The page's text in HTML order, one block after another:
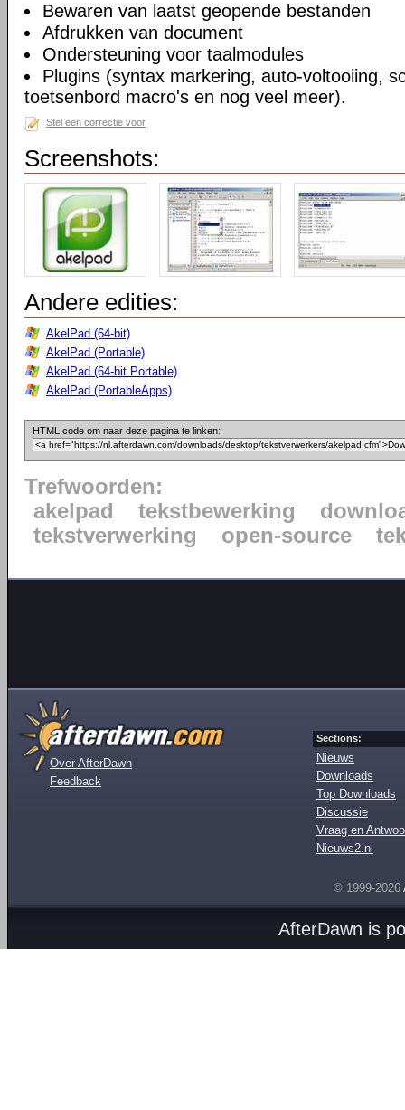
Bewaren van laatst geopende bestanden
Afdrukken van document
Ondersteuning voor taalmodules
Plugins (syntax markering, auto-voltooiing,
toetsenbord macro's en nog veel meer).
Stel een correctie voor
Screenshots:
Andere edities:
AkelPad (64-bit)
AkelPad (Portable)
AkelPad (64-bit Portable)
AkelPad (PortableApps)
HTML code om naar deze pagina te linken:
Trefwoorden:
akelpad
tekstbewerking
tekstverwerking
open-source
Over AfterDawn
Feedback
Sections:
Nieuws
Downloads
Top Downloads
Discussie
Vraag en
Nieuws2.nl
© 1999-2026
AfterDawn is